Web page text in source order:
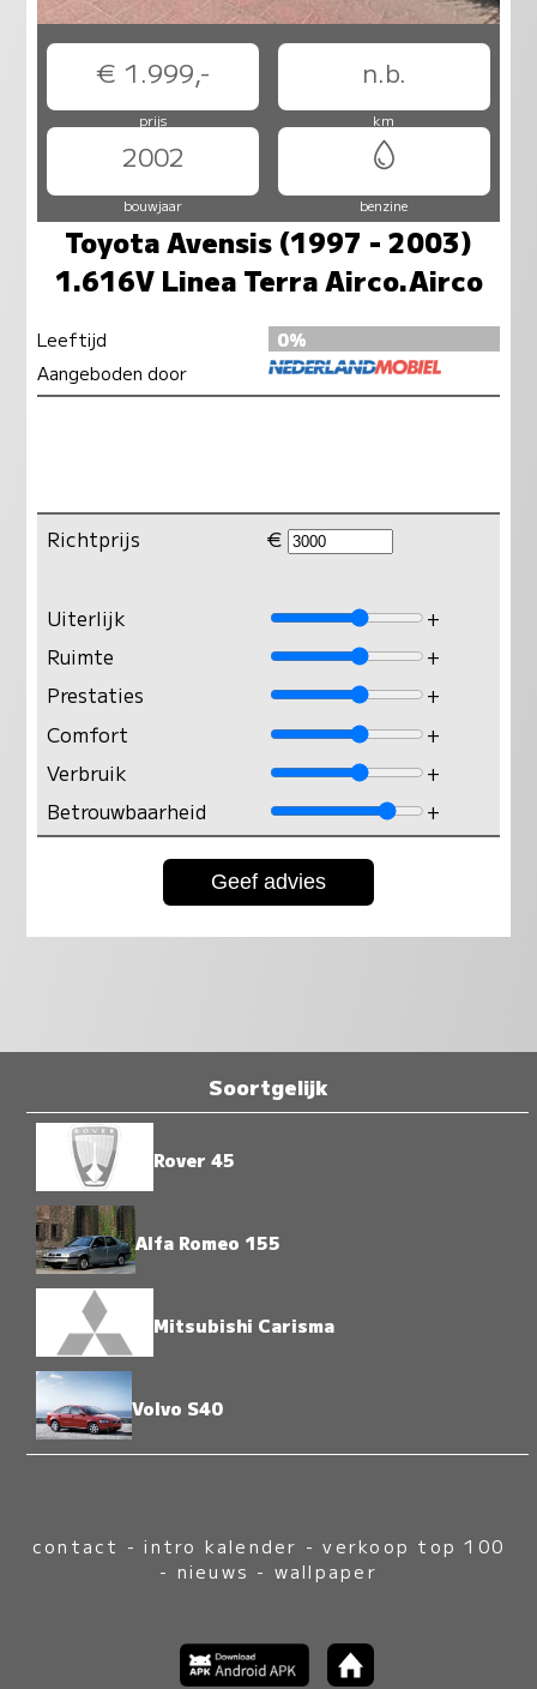
€ 1.999,- n.b.
prijs km
2002
bouwjaar benzine
Toyota Avensis (1997 - 2003)
1.616V Linea Terra Airco.Airco
Leeftijd
0%
Aangeboden door
Richtprijs €
Uiterlijk
+
Ruimte
+
Prestaties
+
Comfort
+
Verbruik
+
Betrouwbaarheid
+
Soortgelijk
Rover 45
Alfa Romeo 155
Mitsubishi Carisma
Volvo S40
contact -intro kalender -verkoop top 100
- nieuws - wallpaper